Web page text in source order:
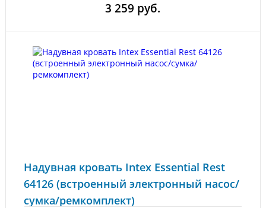
3 259 руб.
Надувная кровать Intex Essential Rest
64126 (встроенный электронный насос/
сумка/ремкомплект)